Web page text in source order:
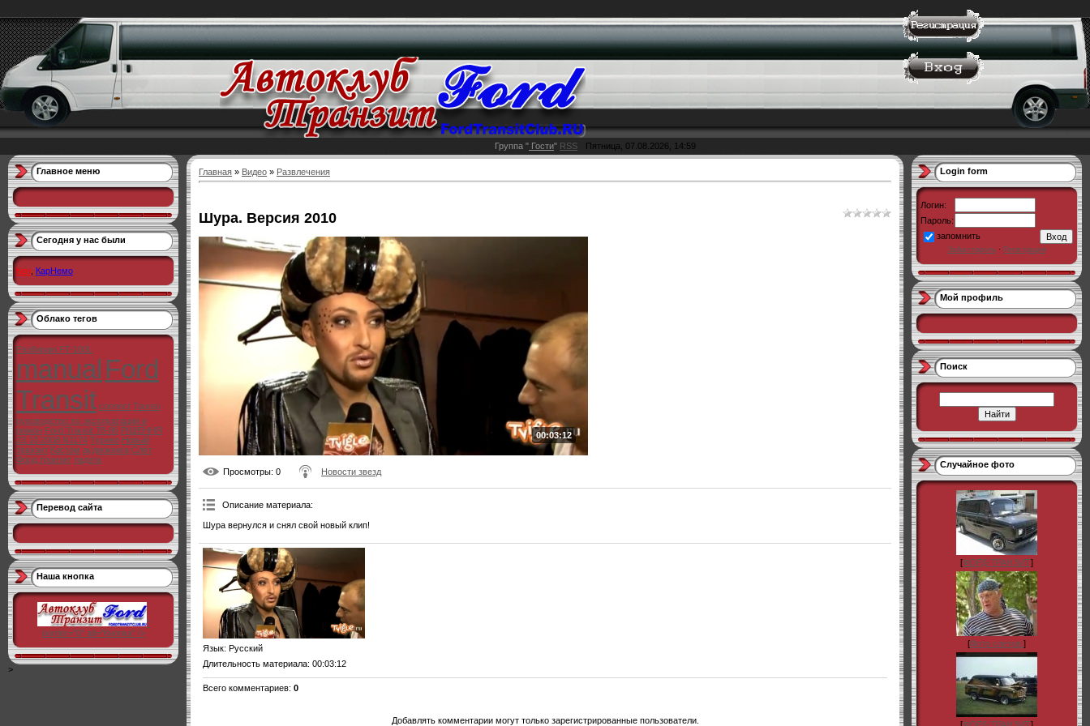
Группа " Гости" RSS Пятница, 07.08.2026, 14:59
Главное меню
Сегодня у нас были
Кен КарНемо
Облако тегов
Разбираю FT-100L
manualFord
Transit connect Toureo
руководство по эксплуатации и
ремон Ford Transit 78-86 РІШЕННЯ
23.10.2008 N1174 Турнео Новый
транзит Кастом аудиокнига Слёт
Форд транзит ладога
Перевод сайта
Наша кнопка
"
border="0" alt="Кнопка" />
>
Главная » Видео » Развлечения
Шура. Версия 2010
00:03:12
Просмотры: 0 Новости звезд
Описание материала:
Шура вернулся и снял свой новый клип!
Язык: Русский
Длительность материала: 00:03:12
Всего комментариев: 0
Добавлять комментарии могут только зарегистрированные пользователи.
Login form
Логин:
Пароль:
запомнить
Забыл пароль · Регистрация
Мой профиль
Поиск
Случайное фото
[ФОРД-ТРАНЗИТ]
[Фото слетов. ]